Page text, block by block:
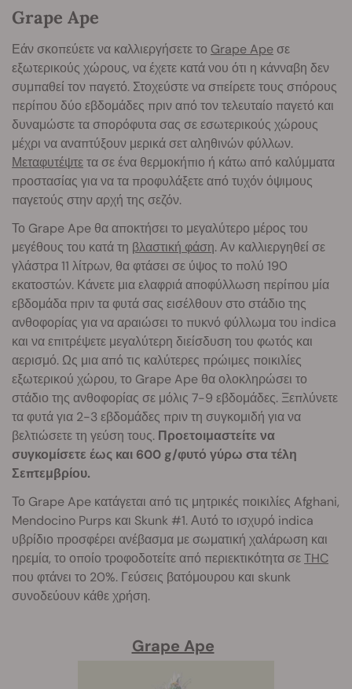
Grape Ape
Εάν σκοπεύετε να καλλιεργήσετε το Grape Apeσε
εξωτερικούς χώρους, να έχετε κατά νου ότι η κάνναβη δεν
συμπαθεί τον παγετό. Στοχεύστε να σπείρετε τους σπόρους
περίπου δύο εβδομάδες πριν από τον τελευταίο παγετό και
δυναμώστε τα σπορόφυτα σας σε εσωτερικούς χώρους
μέχρι να αναπτύξουν μερικά σετ αληθινών φύλλων.
Μεταφυτέψτετα σε ένα θερμοκήπιο ή κάτω από καλύμματα
προστασίας για να τα προφυλάξετε από τυχόν όψιμους
παγετούς στην αρχή της σεζόν.
Το Grape Ape θα αποκτήσει το μεγαλύτερο μέρος του
μεγέθους του κατά τη βλαστική φάση. Αν καλλιεργηθεί σε
γλάστρα 11 λίτρων, θα φτάσει σε ύψος το πολύ 190
εκατοστών. Κάνετε μια ελαφριά αποφύλλωση περίπου μία
εβδομάδα πριν τα φυτά σας εισέλθουν στο στάδιο της
ανθοφορίας για να αραιώσει το πυκνό φύλλωμα του indica
και να επιτρέψετε μεγαλύτερη διείσδυση του φωτός και
αερισμό. Ως μια από τις καλύτερες πρώιμες ποικιλίες
εξωτερικού χώρου, το Grape Ape θα ολοκληρώσει το
στάδιο της ανθοφορίας σε μόλις 7-9 εβδομάδες. Ξεπλύνετε
τα φυτά για 2-3 εβδομάδες πριν τη συγκομιδή για να
βελτιώσετε τη γεύση τους. Προετοιμαστείτε να
συγκομίσετε έως και 600 g/φυτό γύρω στα τέλη
Σεπτεμβρίου.
Το Grape Ape κατάγεται από τις μητρικές ποικιλίες Afghani,
Mendocino Purps και Skunk #1. Αυτό το ισχυρό indica
υβρίδιο προσφέρει ανέβασμα με σωματική χαλάρωση και
ηρεμία, το οποίο τροφοδοτείτε από περιεκτικότητα σεTHC
που φτάνει το 20%. Γεύσεις βατόμουρου και skunk
συνοδεύουν κάθε χρήση.
Grape Ape